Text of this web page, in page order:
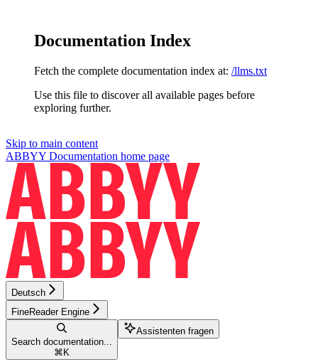
Documentation Index
Fetch the complete documentation index at: /llms.txt
Use this file to discover all available pages before
exploring further.
Skip to main content
ABBYY Documentation home page
Deutsch
FineReader Engine
Search documentation...
⌘ K
Assistenten fragen